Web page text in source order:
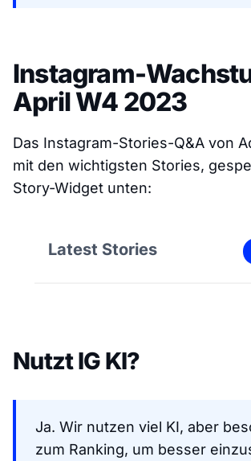
Instagram-
April W4 2023
Das Instagram-Stories-Q&A von
mit den wichtigsten Stories,
Story-Widget unten:
Nutzt IG KI?
Ja. Wir nutzen viel KI, aber
zum Ranking, um besser